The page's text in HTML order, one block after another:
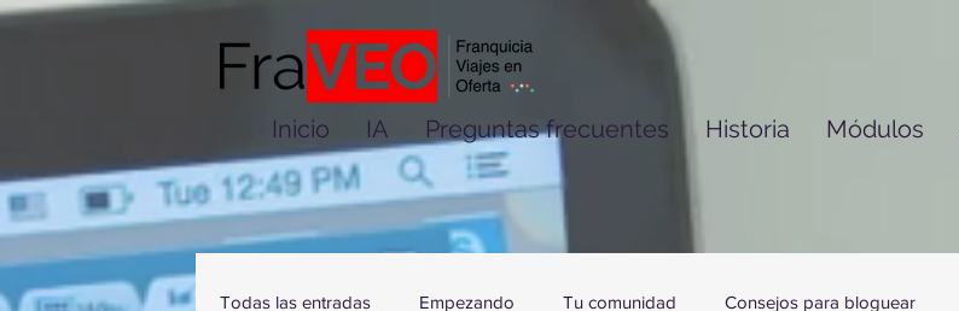
Inicio IA Preguntas frecuentes Historia Módulos
Todas las entradas Empezando Tu comunidad Consejos para bloguear